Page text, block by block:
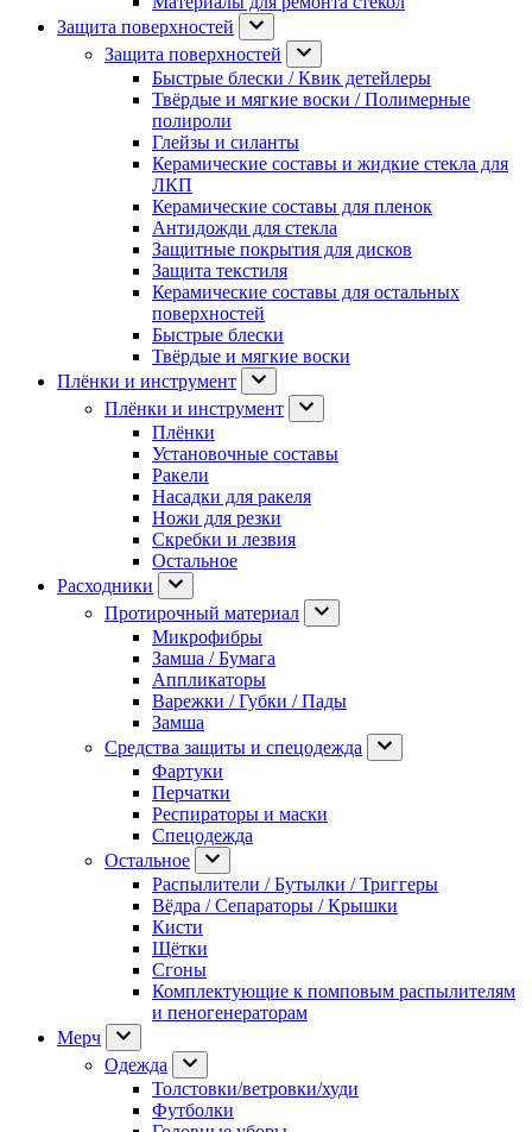
Защита поверхностей
Защита поверхностей
Быстрые блески / Квик детейлеры
Твёрдые и мягкие воски / Полимерные
полироли
Глейзы и силанты
Керамические составы и жидкие стекла для
ЛКП
Керамические составы для пленок
Антидожди для стекла
Защитные покрытия для дисков
Защита текстиля
Керамические составы для остальных
поверхностей
Быстрые блески
Твёрдые и мягкие воски
Плёнки и инструмент
Плёнки и инструмент
Плёнки
Установочные составы
Ракели
Насадки для ракеля
Ножи для резки
Скребки и лезвия
Остальное
Расходники
Протирочный материал
Микрофибры
Замша / Бумага
Аппликаторы
Варежки / Губки / Пады
Замша
Средства защиты и спецодежда
Фартуки
Перчатки
Респираторы и маски
Спецодежда
Остальное
Распылители / Бутылки / Триггеры
Вёдра / Сепараторы / Крышки
Кисти
Щётки
Сгоны
Комплектующие к помповым распылителям
и пеногенераторам
Мерч
Одежда
Толстовки/ветровки/худи
Футболки